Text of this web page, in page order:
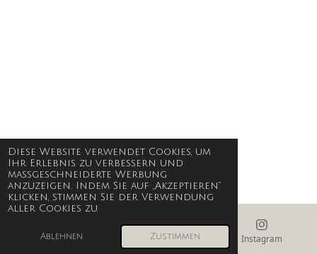
Diese Website verwendet Cookies, um
Ihr Erlebnis zu verbessern und
maßgeschneiderte Werbung
anzuzeigen. Indem Sie auf „Akzeptieren“
klicken, stimmen Sie der Verwendung
aller Cookies zu.
Ablehnen Zustimmen
E-Mail Instagram